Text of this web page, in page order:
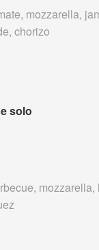
mozzarella,
chorizo
solo